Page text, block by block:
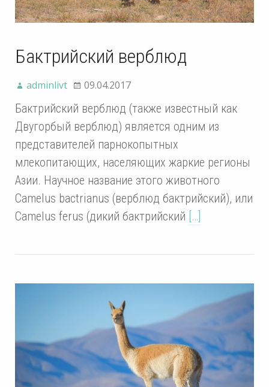
Бактрийский верблюд
adminlivt 09.04.2017
Бактрийский верблюд (также известный как
Двугорбый верблюд) является одним из
представителей парнокопытных
млекопитающих, населяющих жаркие регионы
Азии. Научное название этого животного
Camelus bactrianus (верблюд бактрийский), или
Camelus ferus (дикий бактрийский […]